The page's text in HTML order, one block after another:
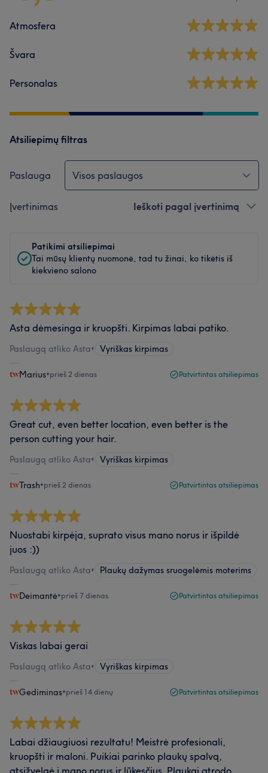
Atmosfera
Švara
Personalas
Atsiliepimų filtras
Paslauga Visos paslaugos
Įvertinimas Ieškoti pagal įvertinimą
Patikimi atsiliepimai
Tai mūsų klientų nuomonė, tad tu žinai, ko tikėtis iš
kiekvieno salono
Asta dėmesinga ir kruopšti. Kirpimas labai patiko.
Paslaugą atliko Asta• Vyriškas kirpimas
Marius•prieš 2 dienas Patvirtintas atsiliepimas
Great cut, even better location, even better is the
person cutting your hair.
Paslaugą atliko Asta• Vyriškas kirpimas
Trash•prieš 2 dienas Patvirtintas atsiliepimas
Nuostabi kirpėja, suprato visus mano norus ir išpildė
juos :))
Paslaugą atliko Asta• Plaukų dažymas sruogelėmis moterims
Deimantė•prieš 7 dienas Patvirtintas atsiliepimas
Viskas labai gerai
Paslaugą atliko Asta• Vyriškas kirpimas
Gediminas•prieš 14 dienų Patvirtintas atsiliepimas
Labai džiaugiuosi rezultatu! Meistrė profesionali,
kruopšti ir maloni. Puikiai parinko plaukų spalvą,
atsižvelgė į mano norus ir lūkesčius. Plaukai atrodo